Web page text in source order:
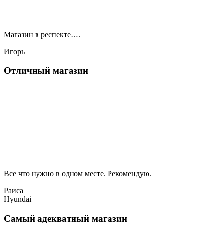
Магазин в респекте….
Игорь
Отличный магазин
Все что нужно в одном месте. Рекомендую.
Раиса
Hyundai
Самый адекватный магазин